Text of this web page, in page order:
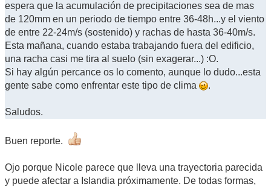
espera que la acumulación de precipitaciones sea de mas
de 120mm en un periodo de tiempo entre 36-48h...y el viento
de entre 22-24m/s (sostenido) y rachas de hasta 36-40m/s.
Esta mañana, cuando estaba trabajando fuera del edificio,
una racha casi me tira al suelo (sin exagerar...) :O.
Si hay algún percance os lo comento, aunque lo dudo...esta
gente sabe como enfrentar este tipo de clima
.
Saludos.
Buen reporte.
Ojo porque Nicole parece que lleva una trayectoria parecida
y puede afectar a Islandia próximamente. De todas formas,